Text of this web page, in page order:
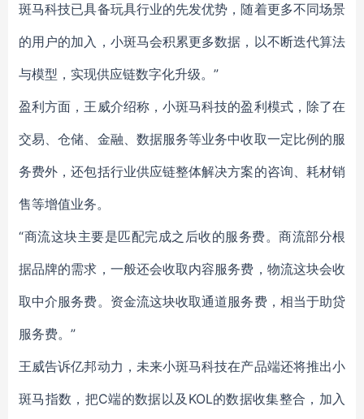
斑马科技已具备玩具行业的先发优势，随着更多不同场景
的用户的加入，小斑马会积累更多数据，以不断迭代算法
与模型，实现供应链数字化升级。”
盈利方面，王威介绍称，小斑马科技的盈利模式，除了在
交易、仓储、金融、数据服务等业务中收取一定比例的服
务费外，还包括行业供应链整体解决方案的咨询、耗材销
售等增值业务。
“商流这块主要是匹配完成之后收的服务费。商流部分根
据品牌的需求，一般还会收取内容服务费，物流这块会收
取中介服务费。资金流这块收取通道服务费，相当于助贷
服务费。”
王威告诉亿邦动力，未来小斑马科技在产品端还将推出小
斑马指数，把C端的数据以及KOL的数据收集整合，加入